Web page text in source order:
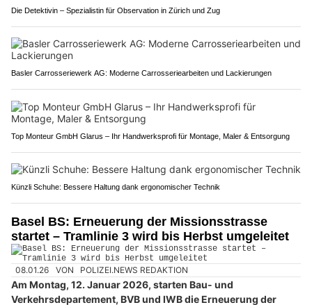
Die Detektivin – Spezialistin für Observation in Zürich und Zug
Basler Carrosseriewerk AG: Moderne Carrosseriearbeiten und Lackierungen
Top Monteur GmbH Glarus – Ihr Handwerksprofi für Montage, Maler & Entsorgung
Künzli Schuhe: Bessere Haltung dank ergonomischer Technik
Basel BS: Erneuerung der Missionsstrasse
startet – Tramlinie 3 wird bis Herbst umgeleitet
08.01.26 VON POLIZEI.NEWS REDAKTION
Am Montag, 12. Januar 2026, starten Bau- und
Verkehrsdepartement, BVB und IWB die Erneuerung der